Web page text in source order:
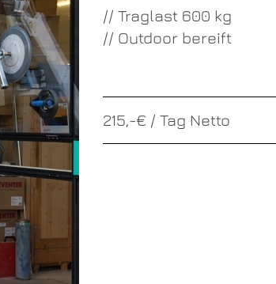
// Traglast 600 kg
// Outdoor bereift
215,-€ / Tag Netto